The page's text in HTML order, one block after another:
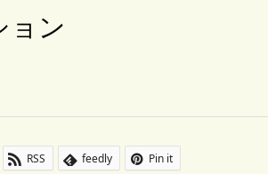
ン
RSS feedly Pin it